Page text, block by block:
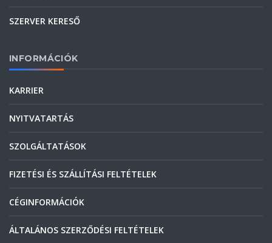
SZERVER KERESŐ
INFORMÁCIÓK
KARRIER
NYITVATARTÁS
SZOLGÁLTATÁSOK
FIZETÉSI ÉS SZÁLLÍTÁSI FELTÉTELEK
CÉGINFORMÁCIÓK
ÁLTALÁNOS SZERZŐDÉSI FELTÉTELEK